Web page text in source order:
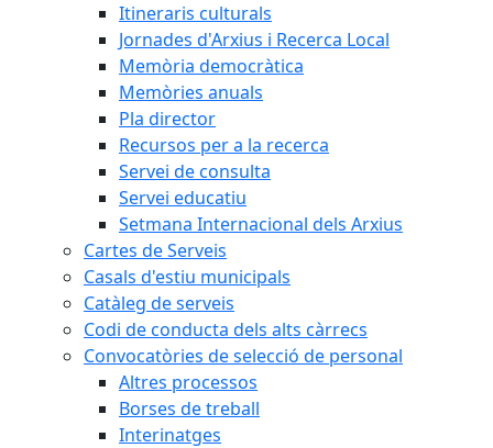
Itineraris culturals
Jornades d'Arxius i Recerca Local
Memòria democràtica
Memòries anuals
Pla director
Recursos per a la recerca
Servei de consulta
Servei educatiu
Setmana Internacional dels Arxius
Cartes de Serveis
Casals d'estiu municipals
Catàleg de serveis
Codi de conducta dels alts càrrecs
Convocatòries de selecció de personal
Altres processos
Borses de treball
Interinatges